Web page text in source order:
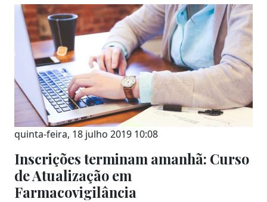
quinta-feira, 18 julho 2019 10:08
Inscrições terminam amanhã: Curso
de Atualização em
Farmacovigilância